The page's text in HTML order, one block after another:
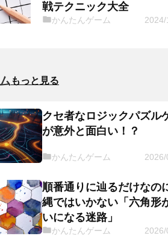
戦テクニック大全
かんたんゲーム
もっと見る
クセ者なロジックパズル
が意外と面白い！？
かんたんゲーム
順番通りに辿るだけなの
縄ではいかない「六角形
いになる迷路」
かんたんゲーム